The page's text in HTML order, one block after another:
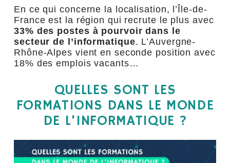
En ce qui concerne la localisation, l’Île-de-
France est la région qui recrute le plus avec
33% des postes à pourvoir dans le
secteur de l’informatique. L’Auvergne-
Rhône-Alpes vient en seconde position avec
18% des emplois vacants…
QUELLES SONT LES
FORMATIONS DANS LE MONDE
DE L’INFORMATIQUE ?